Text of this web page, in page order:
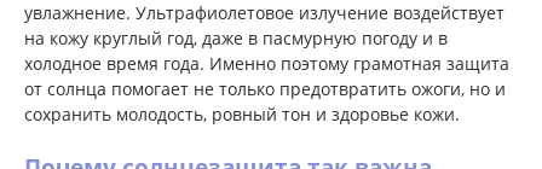
увлажнение. Ультрафиолетовое излучение воздействует
на кожу круглый год, даже в пасмурную погоду и в
холодное время года. Именно поэтому грамотная защита
от солнца помогает не только предотвратить ожоги, но и
сохранить молодость, ровный тон и здоровье кожи.